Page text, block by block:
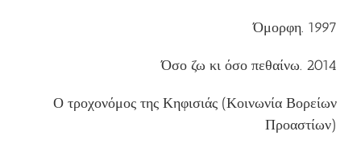
Όμορφη. 1997
Όσο ζω κι όσο πεθαίνω. 2014
Ο τροχονόμος της Κηφισιάς (Κοινωνία Βορείων
Προαστίων)